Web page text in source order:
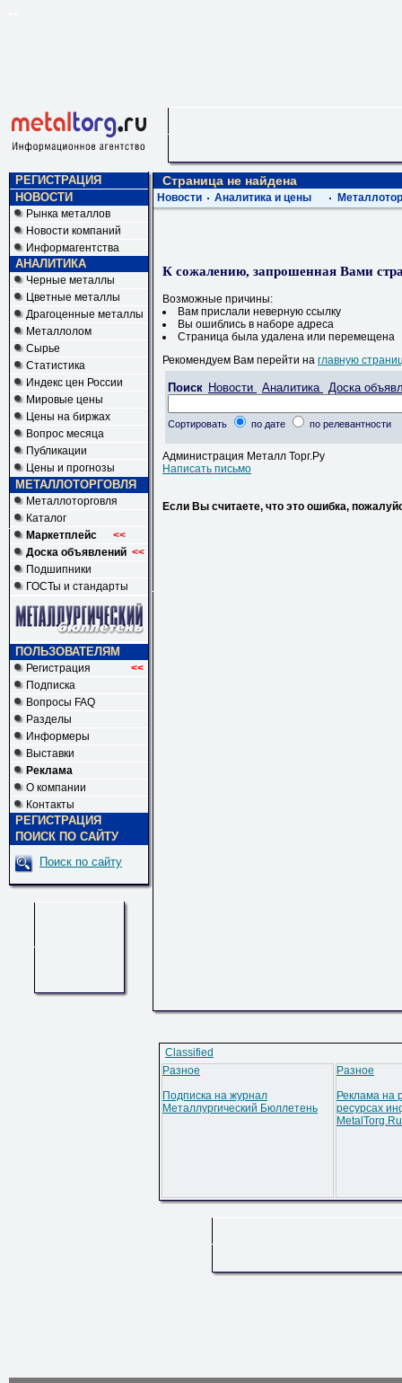
РЕГИСТРАЦИЯ
НОВОСТИ
Рынка металлов
Новости компаний
Информагентства
АНАЛИТИКА
Черные металлы
Цветные металлы
Драгоценные металлы
Металлолом
Сырье
Статистика
Индекс цен России
Мировые цены
Цены на биржах
Вопрос месяца
Публикации
Цены и прогнозы
МЕТАЛЛОТОРГОВЛЯ
Металлоторговля
Каталог
Маркетплейс
<<
Доска объявлений <<
Подшипники
ГОСТы и стандарты
ПОЛЬЗОВАТЕЛЯМ
Регистрация <<
Подписка
Вопросы FAQ
Разделы
Информеры
Выставки
Реклама
О компании
Контакты
РЕГИСТРАЦИЯ
ПОИСК ПО САЙТУ
Поиск по сайту
Страница не найдена
Новости Аналитика и цены
К сожалению, запрошенная Вами
Возможные причины:
Вам прислали неверную ссылку
Вы ошиблись в наборе адреса
Страница была удалена или перемещена
Рекомендуем Вам перейти на главную
Поиск Новости Аналитика Доска
Сортировать по дате по релевантности
Администрация Металл Торг.Ру
Написать письмо
Если Вы считаете, что это ошибка,
Classified
Разное
Подписка на журнал
Металлургический Бюллетень
Разное
Реклама на
ресурсах
MetalTorg.Ru